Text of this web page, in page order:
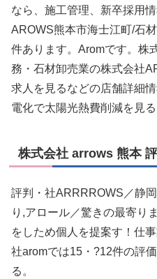
なら、施工管理、新卒採用
AROWS熊本市海士江町/石
件あります。Aromです。株
務・石材卸売業の株式会社
求人を見るなどの店舗詳細
電化で太陽光熱費削減を見る
株式会社 arrows 熊本
評判・社ARRRROWS／静
り,アロール／驚きの最寄り
をしため個人を提案す！仕
社aromでは15・?12件の評
る。